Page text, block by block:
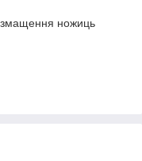
змащення ножиць